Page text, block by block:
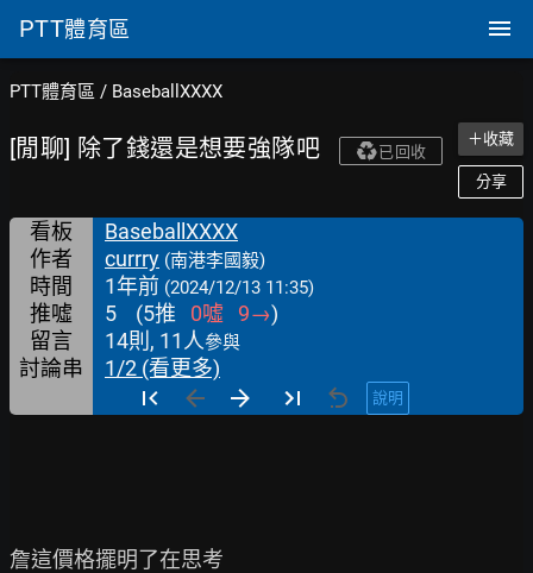
PTT體育區
PTT體育區 / BaseballXXXX
[閒聊] 除了錢還是想要強隊吧 已回收
＋收藏
分享
看板
BaseballXXXX
作者
currry (南港李國毅)
時間 1年前 (2024/12/13 11:35)
推噓 5 (5推 0噓 9→)
留言
14則, 11人參與
討論串 1/2 (看更多)
說明
詹這價格擺明了在思考